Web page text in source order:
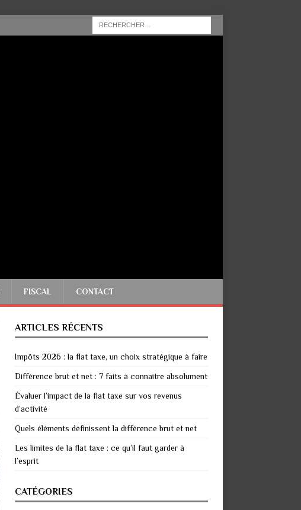
FISCAL CONTACT
ARTICLES RÉCENTS
Impôts 2026 : la flat taxe, un choix stratégique à faire
Différence brut et net : 7 faits à connaître absolument
Évaluer l’impact de la flat taxe sur vos revenus
d’activité
Quels éléments définissent la différence brut et net
Les limites de la flat taxe : ce qu’il faut garder à
l’esprit
CATÉGORIES